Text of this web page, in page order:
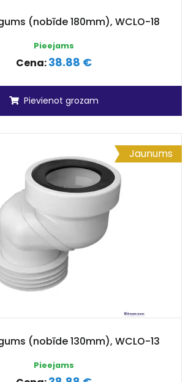
(nobīde 180mm), WCLO-18
Pieejams
Cena:38.88 €
Pievienot grozam
Jaunums
(nobīde 130mm), WCLO-13
Pieejams